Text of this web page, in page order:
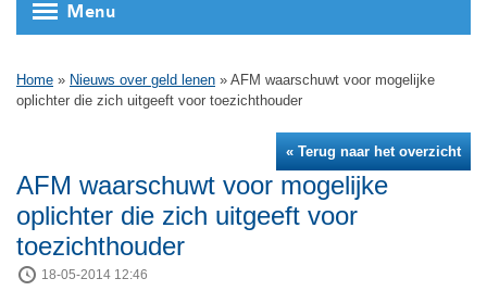
Menu
Home » Nieuws over geld lenen » AFM waarschuwt voor mogelijke
oplichter die zich uitgeeft voor toezichthouder
« Terug naar het overzicht
AFM waarschuwt voor mogelijke
oplichter die zich uitgeeft voor
toezichthouder
18-05-2014 12:46